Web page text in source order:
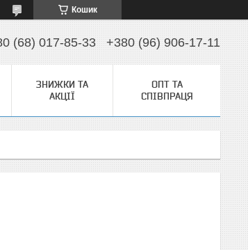
Кошик
(68) 017-85-33 +380 (96) 906-17-11
ЗНИЖКИ ТА
АКЦІЇ
ОПТ ТА
СПІВПРАЦЯ